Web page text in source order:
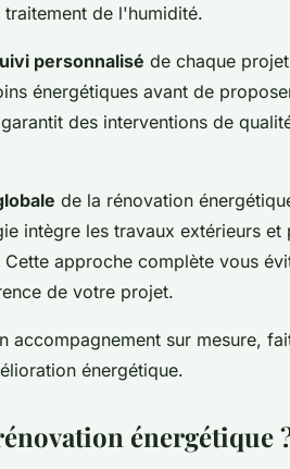
de l'humidité.
personnalisé de chaque
énergétiques avant de
des interventions de
de la rénovation
intègre les travaux extérieurs et
approche complète vous
de votre projet.
accompagnement sur mesure,
énergétique.
énergétique